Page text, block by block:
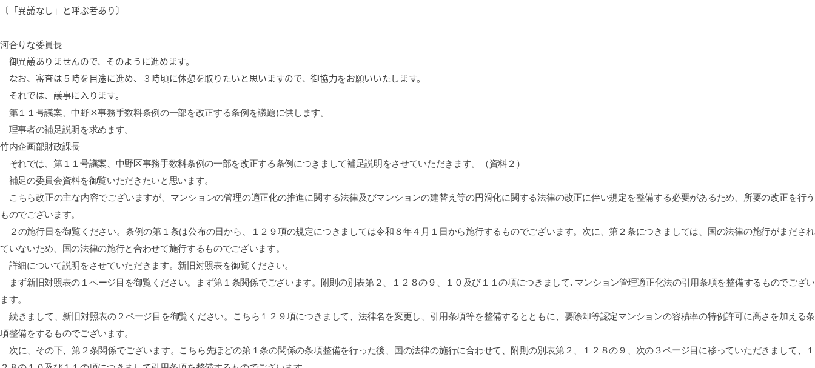
〔「異議なし」と呼ぶ者あり〕
河合りな委員長
御異議ありませんので、そのように進めます。
なお、審査は５時を目途に進め、３時頃に休憩を取りたいと思いますので、御協力をお願いいたします。
それでは、議事に入ります。
第１１号議案、中野区事務手数料条例の一部を改正する条例を議題に供します。
理事者の補足説明を求めます。
竹内企画部財政課長
それでは、第１１号議案、中野区事務手数料条例の一部を改正する条例につきまして補足説明をさせていただきます。（資料２）
補足の委員会資料を御覧いただきたいと思います。
こちら改正の主な内容でございますが、マンションの管理の適正化の推進に関する法律及びマンションの建替え等の円滑化に関する法律の改正に伴い規定を整備する必要があるため、所要の改正を行う
ものでございます。
２の施行日を御覧ください。条例の第１条は公布の日から、１２９項の規定につきましては令和８年４月１日から施行するものでございます。次に、第２条につきましては、国の法律の施行がまだされ
ていないため、国の法律の施行と合わせて施行するものでございます。
詳細について説明をさせていただきます。新旧対照表を御覧ください。
まず新旧対照表の１ページ目を御覧ください。まず第１条関係でございます。附則の別表第２、１２８の９、１０及び１１の項につきまして､マンション管理適正化法の引用条項を整備するものでござい
ます。
続きまして、新旧対照表の２ページ目を御覧ください。こちら１２９項につきまして、法律名を変更し、引用条項等を整備するとともに、要除却等認定マンションの容積率の特例許可に高さを加える条
項整備をするものでございます。
次に、その下、第２条関係でございます。こちら先ほどの第１条の関係の条項整備を行った後、国の法律の施行に合わせて、附則の別表第２、１２８の９、次の３ページ目に移っていただきまして、１